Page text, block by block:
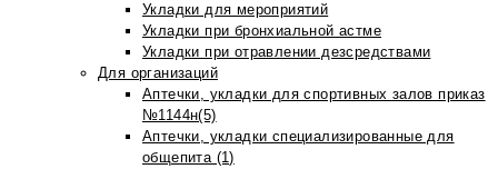
Укладки для мероприятий
Укладки при бронхиальной астме
Укладки при отравлении дезсредствами
Для организаций
Аптечки, укладки для спортивных залов приказ
№1144н(5)
Аптечки, укладки специализированные для
общепита (1)